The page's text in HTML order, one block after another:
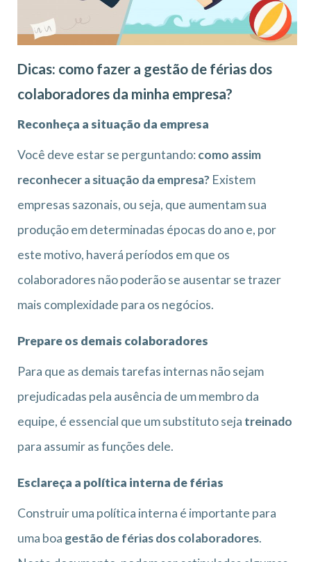
Dicas: como fazer a gestão de férias dos
colaboradores da minha empresa?
Reconheça a situação da empresa
Você deve estar se perguntando:como assim
reconhecer a situação da empresa? Existem
empresas sazonais, ou seja, que aumentam sua
produção em determinadas épocas do ano e, por
este motivo, haverá períodos em que os
colaboradores não poderão se ausentar se trazer
mais complexidade para os negócios.
Prepare os demais colaboradores
Para que as demais tarefas internas não sejam
prejudicadas pela ausência de um membro da
equipe, é essencial que um substituto seja treinado
para assumir as funções dele.
Esclareça a política interna de férias
Construir uma política interna é importante para
uma boa gestão de férias dos colaboradores.